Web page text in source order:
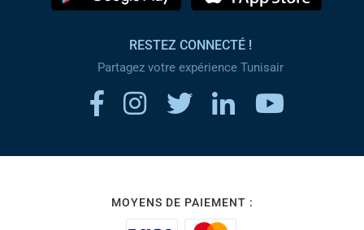
RESTEZ CONNECTÉ !
Partagez votre expérience Tunisair
MOYENS DE PAIEMENT :